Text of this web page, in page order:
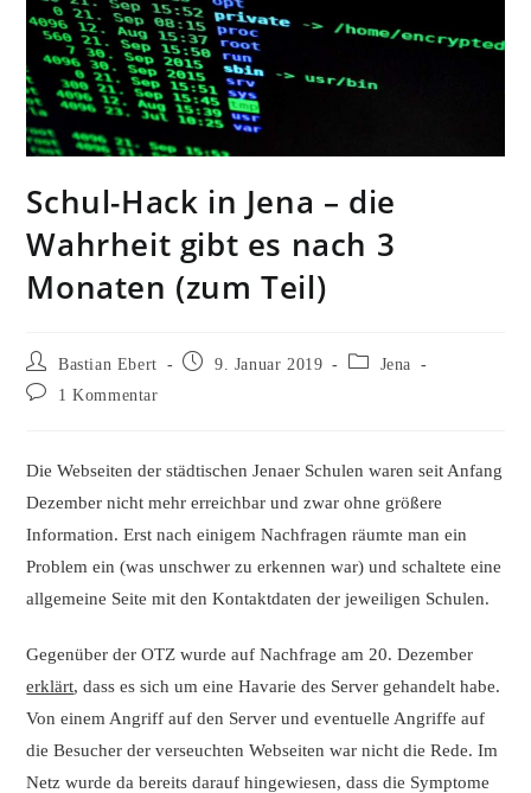
Schul-Hack in Jena – die
Wahrheit gibt es nach 3
Monaten (zum Teil)
Beitrags-
Autor:
Bastian Ebert
Beitrag9. Januar 2019
Beitrags-
Jena
Beitrags-1 Kommentar
Die Webseiten der städtischen Jenaer Schulen waren seit Anfang
Dezember nicht mehr erreichbar und zwar ohne größere
Information. Erst nach einigem Nachfragen räumte man ein
Problem ein (was unschwer zu erkennen war) und schaltete eine
allgemeine Seite mit den Kontaktdaten der jeweiligen Schulen.
Gegenüber der OTZ wurde auf Nachfrage am 20. Dezember
erklärt, dass es sich um eine Havarie des Server gehandelt habe.
Von einem Angriff auf den Server und eventuelle Angriffe auf
die Besucher der verseuchten Webseiten war nicht die Rede. Im
Netz wurde da bereits darauf hingewiesen, dass die Symptome